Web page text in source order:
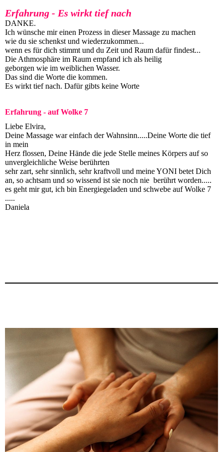
Erfahrung - Es wirkt tief nach
DANKE.
Ich wünsche mir einen Prozess in dieser Massage zu machen
wie du sie schenkst und wiederzukommen...
wenn es für dich stimmt und du Zeit und Raum dafür findest...
Die Athmosphäre im Raum empfand ich als heilig
geborgen wie im weiblichen Wasser.
Das sind die Worte die kommen.
Es wirkt tief nach. Dafür gibts keine Worte
Erfahrung - auf Wolke 7
Liebe Elvira,
Deine Massage war einfach der Wahnsinn.....Deine Worte die tief
in mein
Herz flossen, Deine Hände die jede Stelle meines Körpers auf so
unvergleichliche Weise berührten
sehr zart, sehr sinnlich, sehr kraftvoll und meine YONI betet Dich
an, so achtsam und so wissend ist sie noch nie berührt worden.....
es geht mir gut, ich bin Energiegeladen und schwebe auf Wolke 7
.....
Daniela